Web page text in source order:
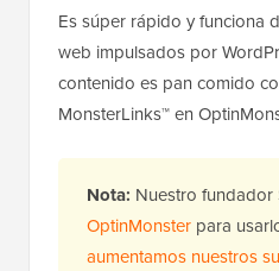
Es súper rápido y funciona
web impulsados por
contenido es pan comido
MonsterLinks™ en
Nota: Nuestro fundador
OptinMonster para
aumentamos nuestros